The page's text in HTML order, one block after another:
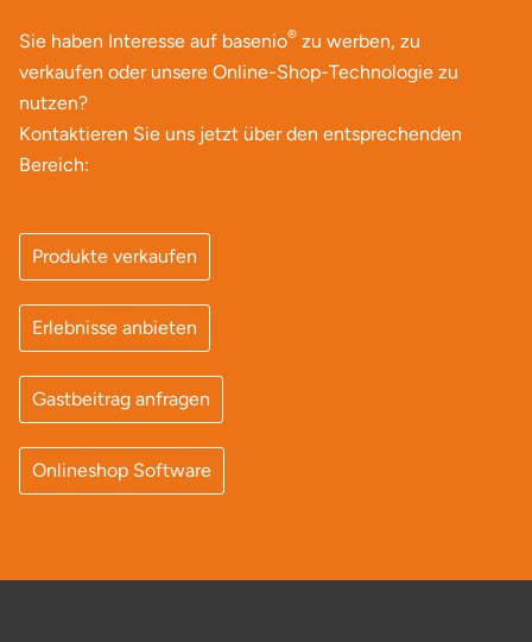
Sie haben Interesse auf basenio® zu werben, zu
verkaufen oder unsere Online-Shop-Technologie zu
nutzen?
Kontaktieren Sie uns jetzt über den entsprechenden
Bereich:
Produkte verkaufen
Erlebnisse anbieten
Gastbeitrag anfragen
Onlineshop Software
Moers
Märkisch-Oderland
München
Münster
Neckarsulm
Nesselwang